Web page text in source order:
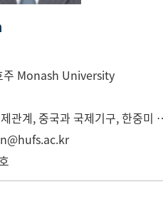
주 Monash University
현대중국의 국제